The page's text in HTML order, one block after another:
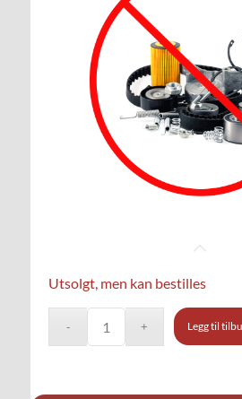
Utsolgt, men kan bestilles
Legg til